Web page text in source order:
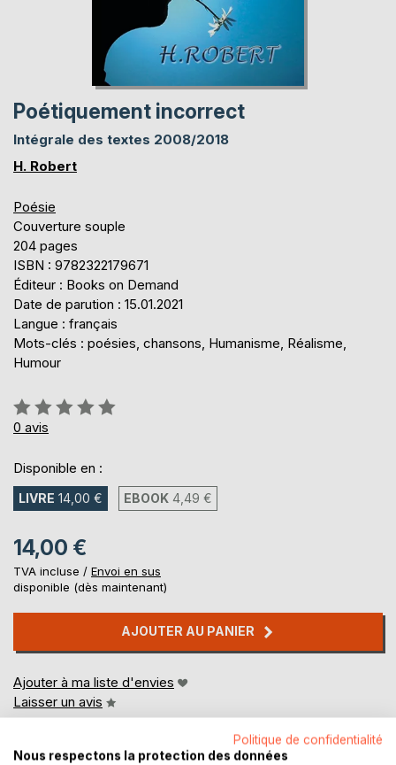
Poétiquement incorrect
Intégrale des textes 2008/2018
H. Robert
Poésie
Couverture souple
204 pages
ISBN : 9782322179671
Éditeur : Books on Demand
Date de parution : 15.01.2021
Langue : français
Mots-clés : poésies, chansons, Humanisme, Réalisme,
Humour
Évaluation:
0%
0 avis
Disponible en :
LIVRE 14,00 € EBOOK 4,49 €
14,00 €
TVA incluse / Envoi en sus
disponible (dès maintenant)
AJOUTER AU PANIER
Ajouter à ma liste d'envies
Laisser un avis
Politique de confidentialité
Nous respectons la protection des données